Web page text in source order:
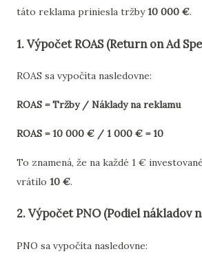
táto reklama priniesla tržby10 000 €.
1. Výpočet ROAS (Return on Ad
ROAS sa vypočíta nasledovne:
ROAS = Tržby / Náklady na reklamu
ROAS = 10 000 € / 1 000 € = 10
To znamená, že na každé 1 €
vrátilo 10 €.
2. Výpočet PNO (Podiel nákladov
PNO sa vypočíta nasledovne: